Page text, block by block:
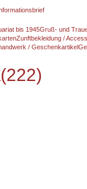
bis 1945Gruß- und
Zunftbekleidung /
/ Geschenkartikel
(222)